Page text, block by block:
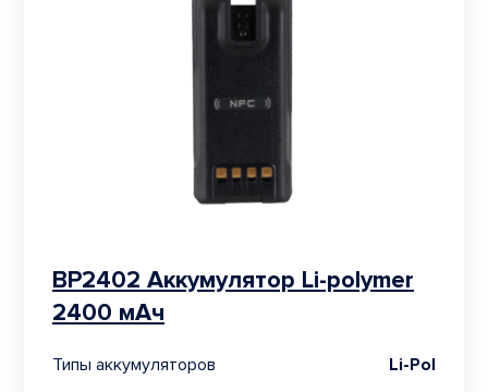
BP2402 Аккумулятор Li-polymer
2400 мАч
Типы аккумуляторов Li-Pol